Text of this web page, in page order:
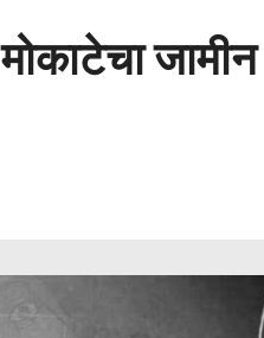
जामीन